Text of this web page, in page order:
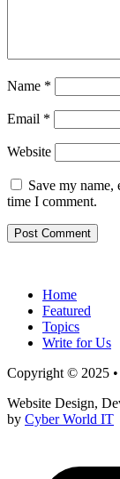
Name *
Email *
Website
Save my
time I comment.
Home
Featured
Topics
Write for Us
Copyright © 2025 •
Website Design,
by Cyber World IT